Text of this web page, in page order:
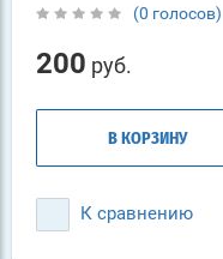
(0 голосов)
200 руб.
В КОРЗИНУ
К сравнению